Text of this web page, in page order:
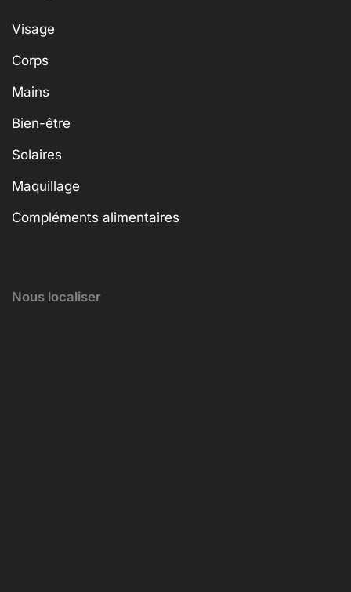
Visage
Corps
Mains
Bien-être
Solaires
Maquillage
Compléments alimentaires
Nous localiser